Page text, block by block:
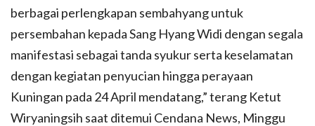
berbagai perlengkapan sembahyang untuk
persembahan kepada Sang Hyang Widi dengan segala
manifestasi sebagai tanda syukur serta keselamatan
dengan kegiatan penyucian hingga perayaan
Kuningan pada 24 April mendatang,” terang Ketut
Wiryaningsih saat ditemui Cendana News, Minggu